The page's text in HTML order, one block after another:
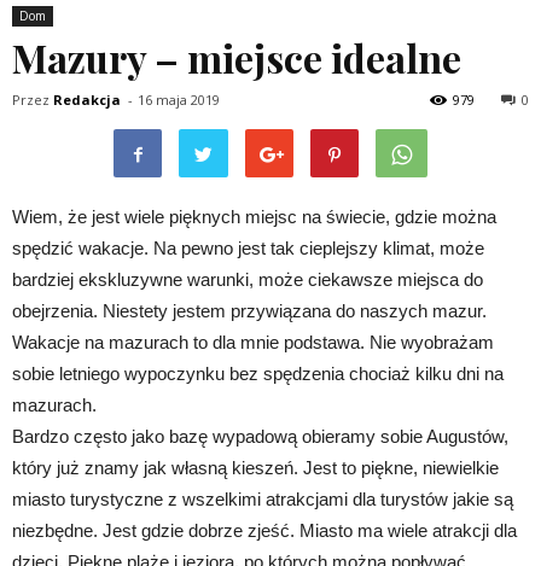
Dom
Mazury – miejsce idealne
Przez Redakcja - 16 maja 2019 0
979
Wiem, że jest wiele pięknych miejsc na świecie, gdzie można
spędzić wakacje. Na pewno jest tak cieplejszy klimat, może
bardziej ekskluzywne warunki, może ciekawsze miejsca do
obejrzenia. Niestety jestem przywiązana do naszych mazur.
Wakacje na mazurach to dla mnie podstawa. Nie wyobrażam
sobie letniego wypoczynku bez spędzenia chociaż kilku dni na
mazurach.
Bardzo często jako bazę wypadową obieramy sobie Augustów,
który już znamy jak własną kieszeń. Jest to piękne, niewielkie
miasto turystyczne z wszelkimi atrakcjami dla turystów jakie są
niezbędne. Jest gdzie dobrze zjeść. Miasto ma wiele atrakcji dla
dzieci. Piękne plaże i jeziora, po których można popływać